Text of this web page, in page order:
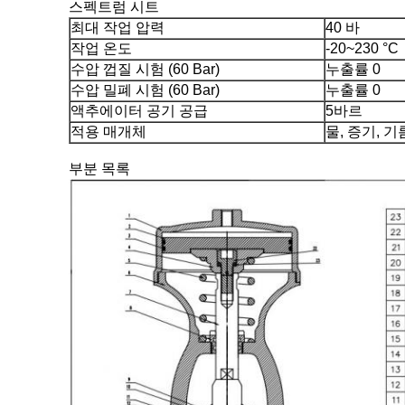
스펙트럼 시트
최대 작업 압력
40 바
작업 온도
-20~230 °C
수압 껍질 시험 (60 Bar)
누출률 0
수압 밀폐 시험 (60 Bar)
누출률 0
액추에이터 공기 공급
5바르
적용 매개체
물, 증기, 기
부분 목록